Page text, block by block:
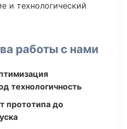
и технологический
работы с нами
технологичность
прототипа до